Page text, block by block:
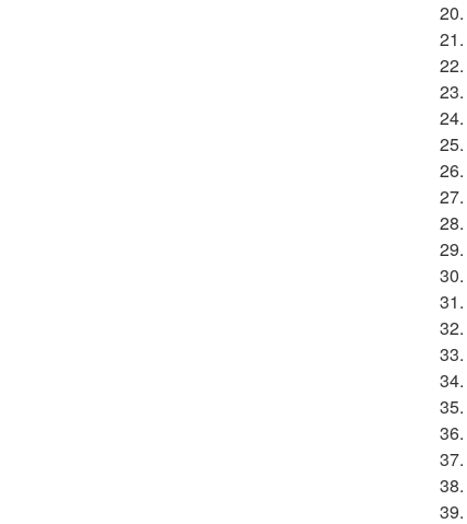
20.
21.
22.
23.
24.
25.
26.
27.
28.
29.
30.
31.
32.
33.
34.
35.
36.
37.
38.
39.